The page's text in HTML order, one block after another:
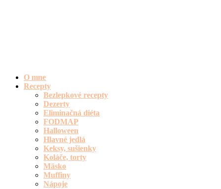
O mne
Recepty
Bezlepkové recepty
Dezerty
Eliminačná diéta
FODMAP
Halloween
Hlavné jedlá
Keksy, sušienky
Koláče, torty
Mäsko
Muffiny
Nápoje